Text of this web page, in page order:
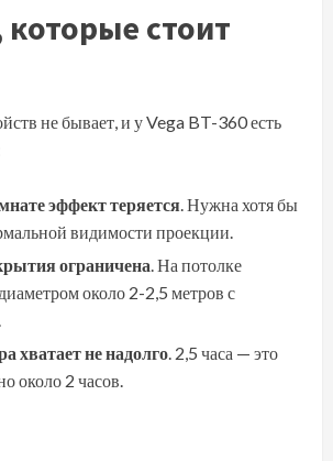
стоит
не бывает, и у Vega BT-360 есть
эффект теряется. Нужна хотя бы
видимости проекции.
ограничена. На потолке
около 2-2,5 метров с
хватает не надолго. 2,5 часа — это
около 2 часов.